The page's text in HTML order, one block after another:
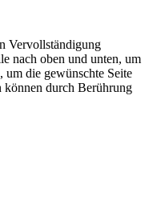
Vervollständigung
nach oben und unten, um
um die gewünschte Seite
können durch Berührung